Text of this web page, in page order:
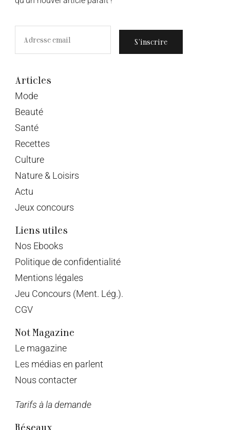
S’inscrire
Articles
Mode
Beauté
Santé
Recettes
Culture
Nature & Loisirs
Actu
Jeux concours
Liens utiles
Nos Ebooks
Politique de confidentialité
Mentions légales
Jeu Concours (Ment. Lég.).
CGV
Not Magazine
Le magazine
Les médias en parlent
Nous contacter
Tarifs à la demande
Réseaux